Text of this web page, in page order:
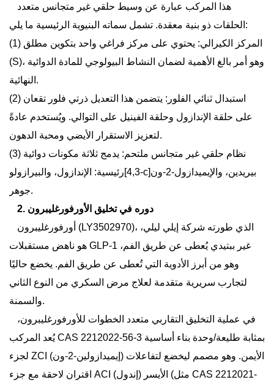
هذا المركب عبارة عن وسيط حلقي غير متجانس متعدد
الحلقات ذو بنية معقدة. تشمل سماته البنيوية الرئيسية ما يلي:
(1)
المركز الكيرالي: يحتوي على مركز فراغي واحد بتكوين مطلق
(S)، وهو أمر بالغ الأهمية لضمان النشاط البيولوجي للمادة الدوائية
النهائية.
(2)
استبدال ثنائي الفلور: يتضمن هذا التعديل ذرتي فلور تقعان
على حلقة الإندازول وحلقة الفينيل على التوالي. ويُستخدم عادةً
لتعزيز الاستقرار الأيضي ومحبة الدهون.
(3)
نظام حلقي غير متجانس ملتحم: يدمج ثلاثة مكونات دوائية
رئيسية: الإندازول، والبيرازولو[4,3-c]بيريدين، والإيميدازول-2-ون
جوهر.
2. دوره في تخليق الأورفورغليبرون
أورفورغليبرون (LY3502970)، الذي طورته شركة إيلي ليلي،
هو ناهض مستقبلات GLP-1 غير ببتيدي يُعطى عن طريق الفم،
وهو من أبرز الأدوية التي تُعطى عن طريق الفم. يخضع حاليًا
لتجارب سريرية متقدمة لعلاج مرض السكري من النوع الثاني
والسمنة.
في عملية التخليق التقاربي متعدد الخطوات للأورفورغليبرون،
يُعد المركب CAS 2212022-56-3 بمثابة طليعة/وحدة بناء أساسية
لجزء ZCI (إيميدازولين-2-ون) الأيمن. وهو مصمم ليخضع لتفاعلات
اقتران لاحقة مع جزء ACI (إندول) الأيسر (مثل CAS 2212021-